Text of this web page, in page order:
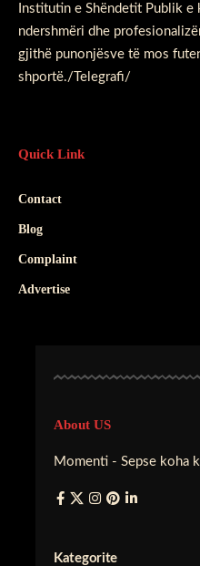
Institutin e Shëndetit Publik
ndershmëri dhe
gjithë punonjësve të mos
shportë./Telegrafi/
Quick Link
Contact
Blog
Complaint
Advertise
About US
Momenti - Sepse koha
Kategorite